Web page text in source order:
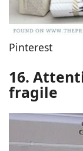
Pinterest
16.
fragile